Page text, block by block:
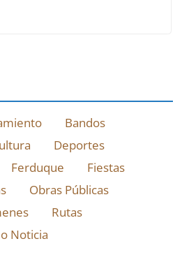
Bandos
Deportes
Ferduque
Fiestas
Obras Públicas
Rutas
Noticia